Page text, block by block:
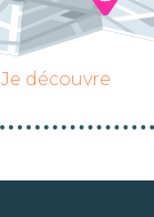
Je découvre